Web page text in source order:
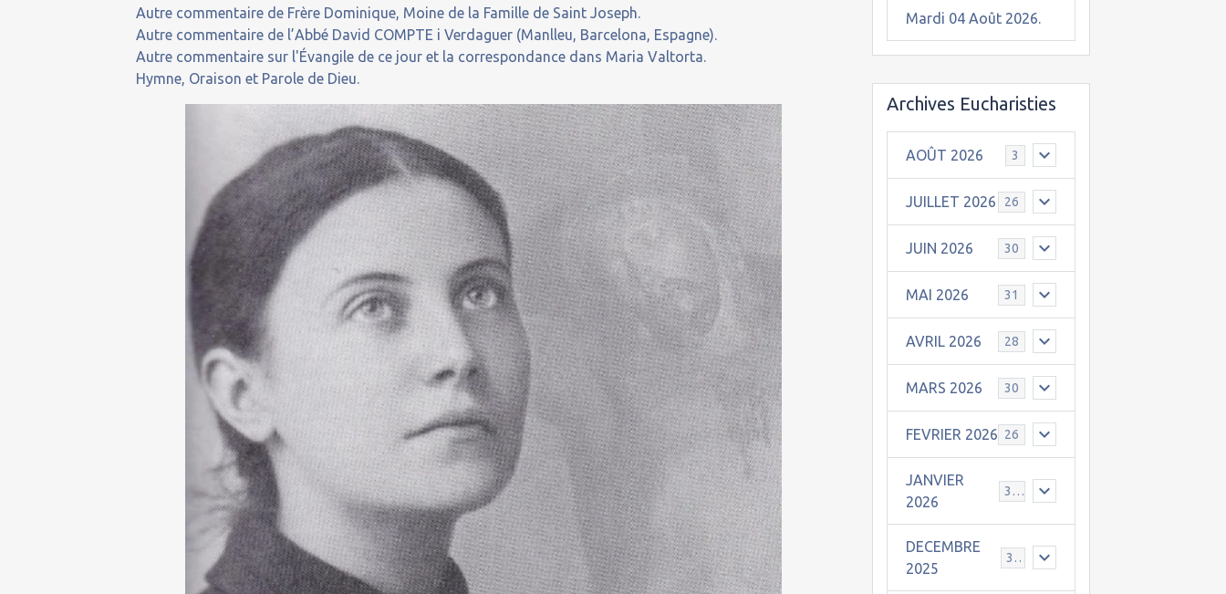
Autre commentaire de Frère Dominique, Moine de la Famille de Saint Joseph.
Autre commentaire de l’Abbé David COMPTE i Verdaguer (Manlleu, Barcelona, Espagne).
Autre commentaire sur l'Évangile de ce jour et la correspondance dans Maria Valtorta.
Hymne, Oraison et Parole de Dieu.
Mardi 04 Août 2026.
Archives Eucharisties
AOÛT 2026 3
JUILLET 2026 26
JUIN 2026 30
MAI 2026 31
AVRIL 2026 28
MARS 2026 30
FEVRIER 2026 26
JANVIER
2026
31
DECEMBRE
2025
30